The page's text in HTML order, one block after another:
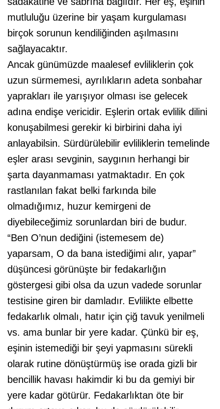
mutluluğu üzerine bir yaşam kurgulaması
birçok sorunun kendiliğinden aşılmasını
sağlayacaktır.
Ancak günümüzde maalesef evliliklerin çok
uzun sürmemesi, ayrılıkların adeta sonbahar
yaprakları ile yarışıyor olması ise gelecek
adına endişe vericidir. Eşlerin ortak evlilik dilini
konuşabilmesi gerekir ki birbirini daha iyi
anlayabilsin. Sürdürülebilir evliliklerin temelinde
eşler arası sevginin, saygının herhangi bir
şarta dayanmaması yatmaktadır. En çok
rastlanılan fakat belki farkında bile
olmadığımız, huzur kemirgeni de
diyebileceğimiz sorunlardan biri de budur.
“Ben O’nun dediğini (istemesem de)
yaparsam, O da bana istediğimi alır, yapar”
düşüncesi görünüşte bir fedakarlığın
göstergesi gibi olsa da uzun vadede sorunlar
testisine giren bir damladır. Evlilikte elbette
fedakarlık olmalı, hatır için çiğ tavuk yenilmeli
vs. ama bunlar bir yere kadar. Çünkü bir eş,
eşinin istemediği bir şeyi yapmasını sürekli
olarak rutine dönüştürmüş ise orada gizli bir
bencillik havası hakimdir ki bu da gemiyi bir
yere kadar götürür. Fedakarlıktan öte bir